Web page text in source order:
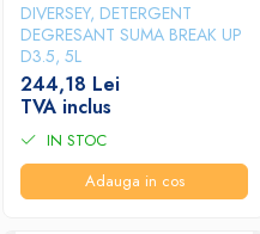
DIVERSEY, DETERGENT
DEGRESANT SUMA BREAK UP
D3.5, 5L
244,18 Lei
TVA inclus
IN STOC
Adauga in cos